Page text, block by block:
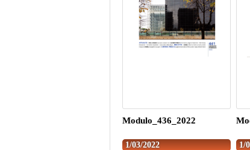
Modulo_436_2022
1/03/2022 1/